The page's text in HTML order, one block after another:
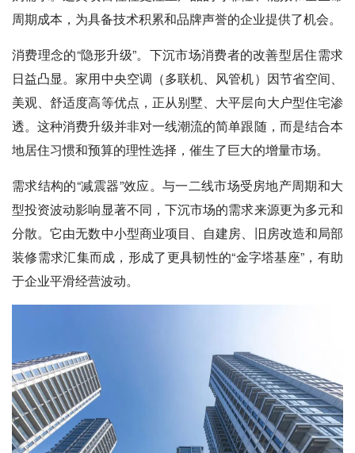
周期成本，为具备技术积累和品牌声誉的企业提供了机会。
消费理念的“隐形升级”。下沉市场消费者的改善型居住需求
日益凸显。家用中央空调（多联机、风管机）因节省空间、
美观、舒适度高等优点，正从别墅、大平层向大户型住宅渗
透。这种消费升级并非对一线潮流的简单跟随，而是结合本
地居住习惯和预算的理性选择，催生了巨大的增量市场。
需求结构的“减震器”效应。与一二线市场受房地产周期和大
型投资波动影响显著不同，下沉市场的需求来源更为多元和
分散。它由无数中小型商业项目、自建房、旧房改造和局部
装修需求汇集而成，形成了更具韧性的“金字塔基座”，有助
于企业平滑经营波动。